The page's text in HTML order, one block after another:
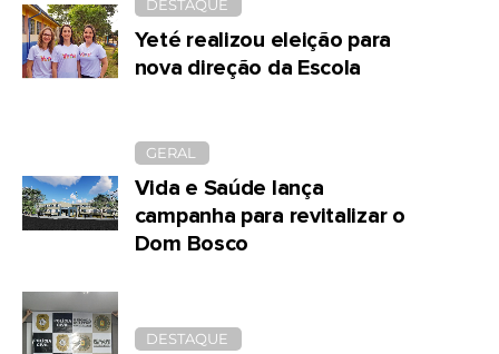
DESTAQUE
Yeté realizou eleição para
nova direção da Escola
GERAL
Vida e Saúde lança
campanha para revitalizar o
Dom Bosco
DESTAQUE